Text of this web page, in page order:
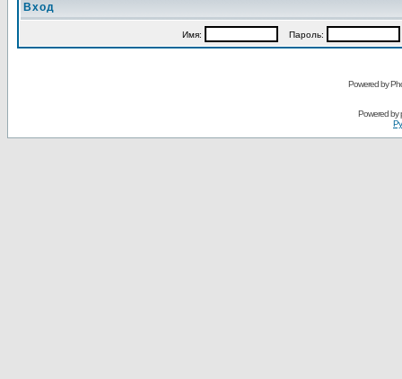
Вход
Имя: Пароль:
Powered by
Powered by